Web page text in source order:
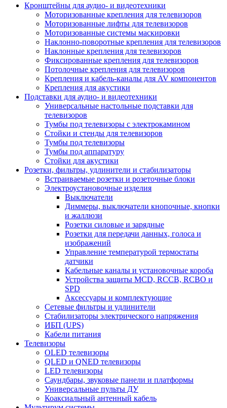
Кронштейны для аудио- и видеотехники
Моторизованные крепления для телевизоров
Моторизованные лифты для телевизоров
Моторизованные системы маскировки
Наклонно-поворотные крепления для телевизоров
Наклонные крепления для телевизоров
Фиксированные крепления для телевизоров
Потолочные крепления для телевизоров
Крепления и кабель-каналы для AV компонентов
Крепления для акустики
Подставки для аудио- и видеотехники
Универсальные настольные подставки для
телевизоров
Тумбы под телевизоры с электрокамином
Стойки и стенды для телевизоров
Тумбы под телевизоры
Тумбы под аппаратуру
Стойки для акустики
Розетки, фильтры, удлинители и стабилизаторы
Встраиваемые розетки и розеточные блоки
Электроустановочные изделия
Выключатели
Диммеры, выключатели кнопочные, кнопки
и жаллюзи
Розетки силовые и зарядные
Розетки для передачи данных, голоса и
изображений
Управление температурой термостаты
датчики
Кабельные каналы и установочные короба
Устройства защиты MCD, RCCB, RCBO и
SPD
Аксессуары и комплектующие
Сетевые фильтры и удлинители
Стабилизаторы электрического напряжения
ИБП (UPS)
Кабели питания
Телевизоры
OLED телевизоры
QLED и QNED телевизоры
LED телевизоры
Саундбары, звуковые панели и платформы
Универсальные пульты ДУ
Коаксиальный антенный кабель